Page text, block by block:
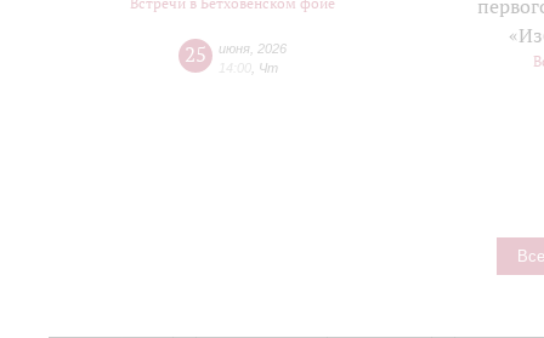
25 июня 2026
14:00 Чт